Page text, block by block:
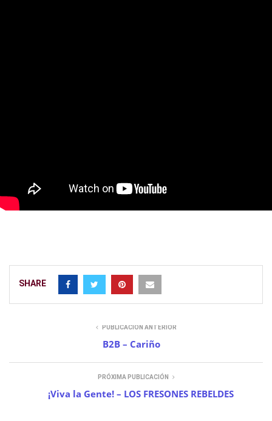
SHARE
PUBLICACIÓN ANTERIOR
B2B – Cariño
PRÓXIMA PUBLICACIÓN
¡Viva la Gente! – LOS FRESONES REBELDES